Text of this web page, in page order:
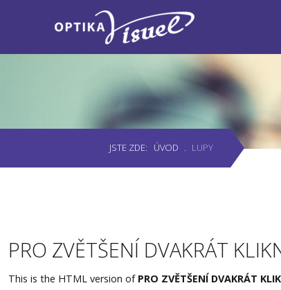
Měření zraku
Rezervace
JSTE ZDE: ÚVOD . LUPY
PRO ZVĚTŠENÍ DVAKRÁT
This is the HTML version of PRO ZVĚTŠENÍ DVAKRÁT